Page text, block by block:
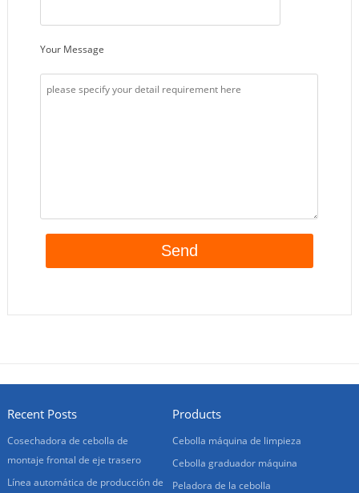
Your Message
Recent Posts
Cosechadora de cebolla de
montaje frontal de eje trasero
Línea automática de producción de
Products
Cebolla máquina de limpieza
Cebolla graduador máquina
Peladora de la cebolla